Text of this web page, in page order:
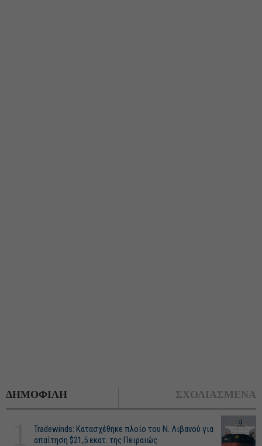
ΔΗΜΟΦΙΛΗ ΣΧΟΛΙΑΣΜΕΝΑ
Tradewinds: Κατασχέθηκε πλοίο του Ν. Λιβανού για
απαίτηση $21,5 εκατ. της Πειραιώς